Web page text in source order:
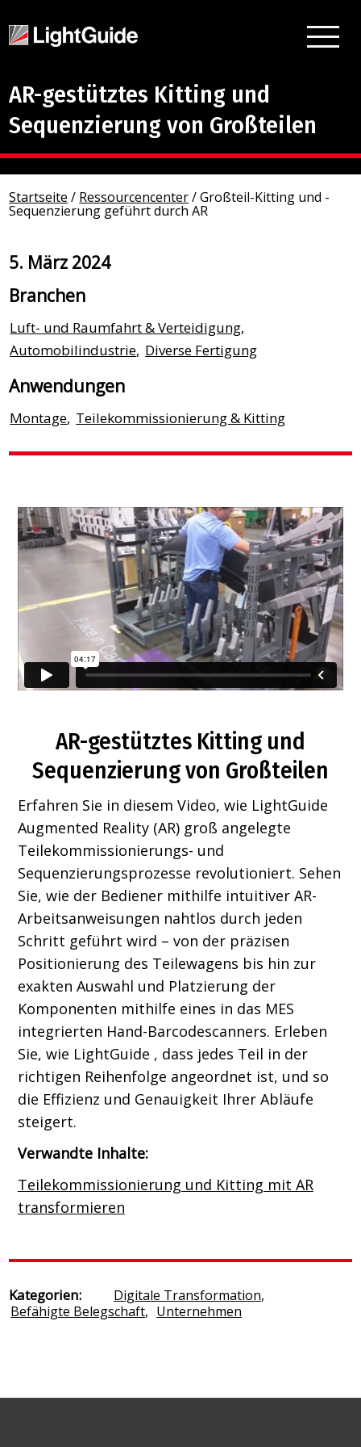
AR-gestütztes Kitting und
Sequenzierung von Großteilen
Startseite / Ressourcencenter/Großteil-Kitting und -
Sequenzierung geführt durch AR
5. März 2024
Branchen
Luft- und Raumfahrt & Verteidigung,
Automobilindustrie, Diverse Fertigung
Anwendungen
Montage, Teilekommissionierung & Kitting
AR-gestütztes Kitting und
Sequenzierung von Großteilen
Erfahren Sie in diesem Video, wie LightGuide
Augmented Reality (AR) groß angelegte
Teilekommissionierungs- und
Sequenzierungsprozesse revolutioniert. Sehen
Sie, wie der Bediener mithilfe intuitiver AR-
Arbeitsanweisungen nahtlos durch jeden
Schritt geführt wird – von der präzisen
Positionierung des Teilewagens bis hin zur
exakten Auswahl und Platzierung der
Komponenten mithilfe eines in das MES
integrierten Hand-Barcodescanners. Erleben
Sie, wie LightGuide , dass jedes Teil in der
richtigen Reihenfolge angeordnet ist, und so
die Effizienz und Genauigkeit Ihrer Abläufe
steigert.
Verwandte Inhalte:
Teilekommissionierung und Kitting mit AR
transformieren
Kategorien: Digitale Transformation,
Befähigte Belegschaft, Unternehmen